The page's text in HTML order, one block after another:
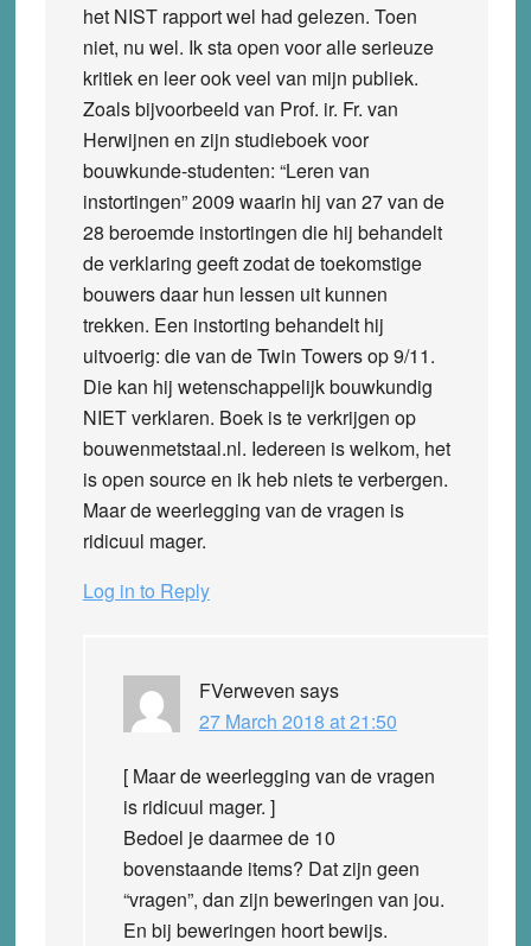
het NIST rapport wel had gelezen. Toen
niet, nu wel. Ik sta open voor alle serieuze
kritiek en leer ook veel van mijn publiek.
Zoals bijvoorbeeld van Prof. ir. Fr. van
Herwijnen en zijn studieboek voor
bouwkunde-studenten: “Leren van
instortingen” 2009 waarin hij van 27 van de
28 beroemde instortingen die hij behandelt
de verklaring geeft zodat de toekomstige
bouwers daar hun lessen uit kunnen
trekken. Een instorting behandelt hij
uitvoerig: die van de Twin Towers op 9/11.
Die kan hij wetenschappelijk bouwkundig
NIET verklaren. Boek is te verkrijgen op
bouwenmetstaal.nl. Iedereen is welkom, het
is open source en ik heb niets te verbergen.
Maar de weerlegging van de vragen is
ridicuul mager.
Log in to Reply
FVerweven says
27 March 2018 at 21:50
[ Maar de weerlegging van de vragen
is ridicuul mager. ]
Bedoel je daarmee de 10
bovenstaande items? Dat zijn geen
“vragen”, dan zijn beweringen van jou.
En bij beweringen hoort bewijs.